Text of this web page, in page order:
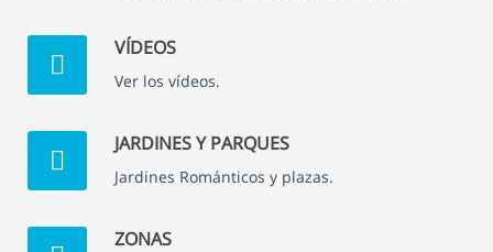
VÍDEOS
Ver los vídeos.
JARDINES Y PARQUES
Jardines Románticos y plazas.
ZONAS